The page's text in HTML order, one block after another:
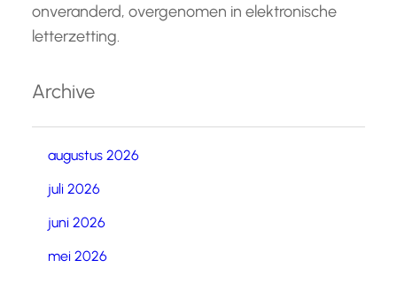
onveranderd, overgenomen in elektronische
letterzetting.
Archive
augustus 2026
juli 2026
juni 2026
mei 2026